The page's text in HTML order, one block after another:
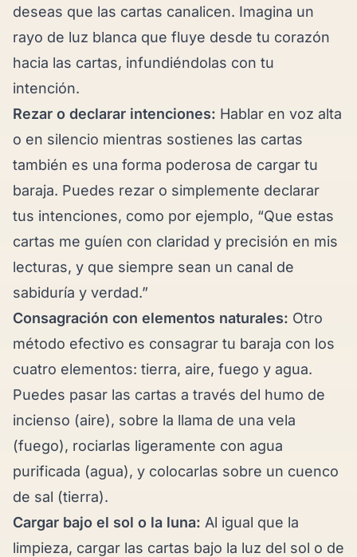
deseas que las cartas canalicen. Imagina un
rayo de luz blanca que fluye desde tu corazón
hacia las cartas, infundiéndolas con tu
intención.
Rezar o declarar intenciones: Hablar en voz alta
o en silencio mientras sostienes las cartas
también es una forma poderosa de cargar tu
baraja. Puedes rezar o simplemente declarar
tus intenciones, como por ejemplo, “Que estas
cartas me guíen con claridad y precisión en mis
lecturas, y que siempre sean un canal de
sabiduría y verdad.”
Consagración con elementos naturales: Otro
método efectivo es consagrar tu baraja con los
cuatro elementos: tierra, aire, fuego y agua.
Puedes pasar las cartas a través del humo de
incienso (aire), sobre la llama de una vela
(fuego), rociarlas ligeramente con agua
purificada (agua), y colocarlas sobre un cuenco
de sal (tierra).
Cargar bajo el sol o la luna: Al igual que la
limpieza, cargar las cartas bajo la luz del sol o de